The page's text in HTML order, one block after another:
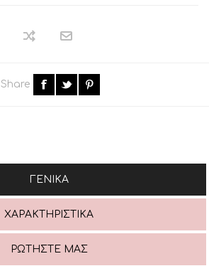
Share
ΓΕΝΙΚΆ
ΧΑΡΑΚΤΗΡΙΣΤΙΚΆ
ΡΩΤΉΣΤΕ ΜΑΣ